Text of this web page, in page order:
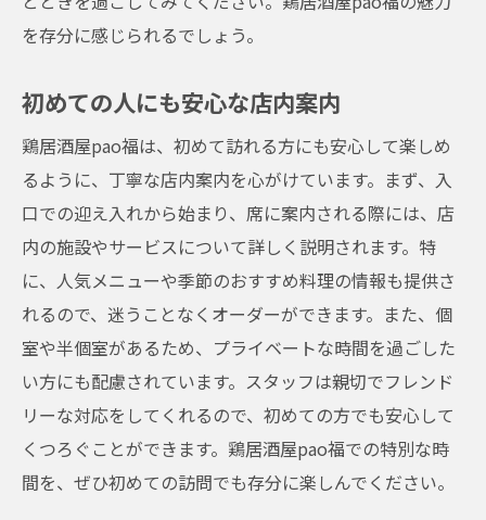
を存分に感じられるでしょう。
初めての人にも安心な店内案内
鶏居酒屋pao福は、初めて訪れる方にも安心して楽しめ
るように、丁寧な店内案内を心がけています。まず、入
口での迎え入れから始まり、席に案内される際には、店
内の施設やサービスについて詳しく説明されます。特
に、人気メニューや季節のおすすめ料理の情報も提供さ
れるので、迷うことなくオーダーができます。また、個
室や半個室があるため、プライベートな時間を過ごした
い方にも配慮されています。スタッフは親切でフレンド
リーな対応をしてくれるので、初めての方でも安心して
くつろぐことができます。鶏居酒屋pao福での特別な時
間を、ぜひ初めての訪問でも存分に楽しんでください。